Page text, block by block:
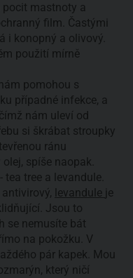
pocit mastnoty a
film. Častými
i konopný a olivový.
použití mírně
pomohou s
případné infekce, a
nám uleví od
si škrábat stroupky
ránu
spíše naopak.
tree a levandule.
levandule je
Jsou to
se nemusíte bát
na pokožku. V
pár kapek. Mou
který ničí